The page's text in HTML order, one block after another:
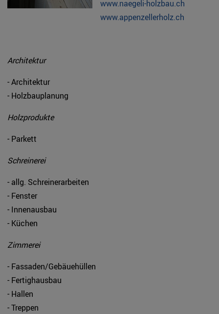
www.naegeli-holzbau.ch
www.appenzellerholz.ch
Architektur
- Architektur
- Holzbauplanung
Holzprodukte
- Parkett
Schreinerei
- allg. Schreinerarbeiten
- Fenster
- Innenausbau
- Küchen
Zimmerei
- Fassaden/Gebäuehüllen
- Fertighausbau
- Hallen
- Treppen